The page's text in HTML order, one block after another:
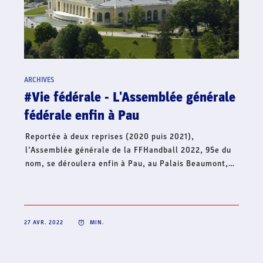
ARCHIVES
#Hand'Solidaire - La famille du
de fonds en soutien à l’Ukraine
Dans le contexte international actuel et face à la
situation humanitaire qui s’aggrave, le handball
français continue d’affirmer son soutien à l’Ukraine et
lance, ce jour, une collecte de fonds à travers sa
Fondation Hand’Solidaire. Cet élan de solidarité
22 AVR. 2022 MIN.